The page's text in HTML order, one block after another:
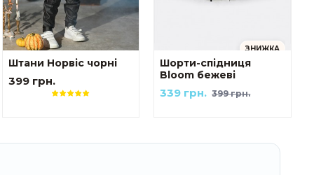
Штани Норвіс чорні
399 грн.
ЗНИЖКА
Шорти-спідниця
Bloom бежеві
399 грн.
339 грн.